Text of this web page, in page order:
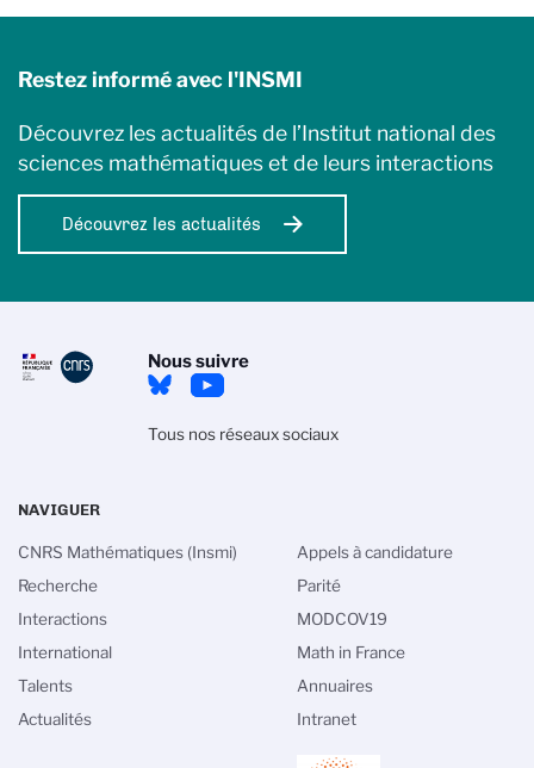
Restez informé avec l'INSMI
Découvrez les actualités de l’Institut national des
sciences mathématiques et de leurs interactions
Découvrez les actualités
Nous suivre
Tous nos réseaux sociaux
NAVIGUER
CNRS Mathématiques (Insmi)
Recherche
Interactions
International
Talents
Actualités
Appels à candidature
Parité
MODCOV19
Math in France
Annuaires
Intranet